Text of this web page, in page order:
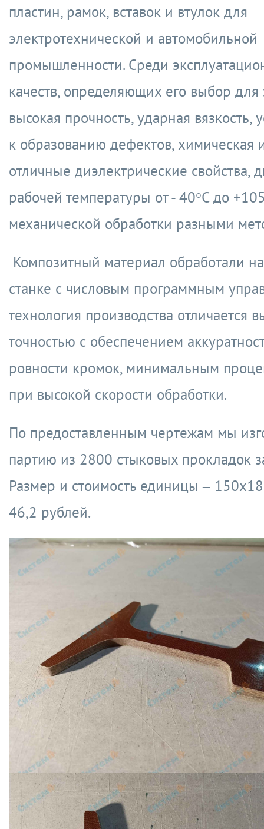
пластин, рамок, вставок и втулок для
электротехнической и автомобильной
промышленности. Среди
качеств, определяющих его выбор для
высокая прочность, ударная вязкость,
к образованию дефектов, химическая
отличные диэлектрические свойства,
рабочей температуры от - 40°С до
механической обработки разными
Композитный материал обработали
станке с числовым программным
технология производства отличается
точностью с обеспечением
ровности кромок, минимальным
при высокой скорости обработки.
По предоставленным чертежам мы
партию из 2800 стыковых прокладок
Размер и стоимость единицы –
46,2 рублей.